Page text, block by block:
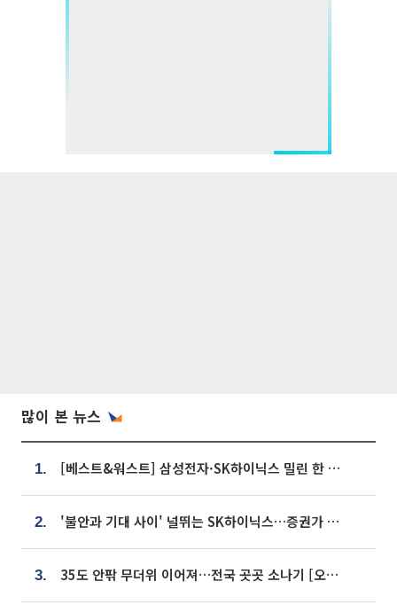
많이 본 뉴스
1. [베스트&워스트] 삼성전자·SK하이닉스 밀린 한 주…상상인증권은 85% 급등
2. '불안과 기대 사이' 널뛰는 SK하이닉스…증권가 "HBM4·LTA 기반 펀터멘털 견고"
3. 35도 안팎 무더위 이어져…전국 곳곳 소나기 [오늘 날씨]